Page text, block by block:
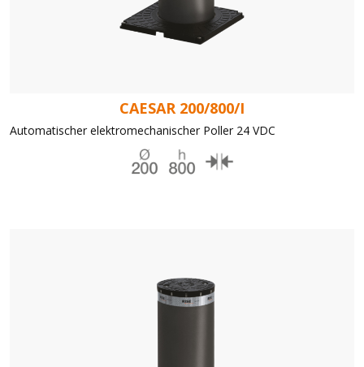
CAESAR 200/800/I
Automatischer elektromechanischer Poller 24 VDC